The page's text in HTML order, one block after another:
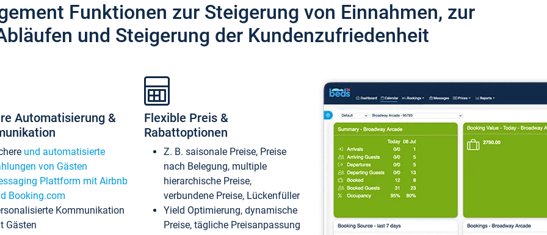
Funktionen zur Steigerung von Einnahmen, zur
und Steigerung der Kundenzufriedenheit
Automatisierung &
und automatisierte
von Gästen
Plattform mit Airbnb
Booking.com
Kommunikation
Gästen
Flexible Preis &
Rabattoptionen
Z. B. saisonale Preise, Preise
nach Belegung, multiple
hierarchische Preise,
verbundene Preise, Lückenfüller
Yield Optimierung, dynamische
Preise, tägliche Preisanpassung